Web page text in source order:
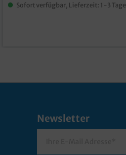
Sofort verfügbar, Lieferzeit: 1-3 Tage
Newsletter